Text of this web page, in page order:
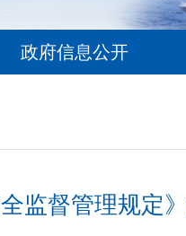
政府信息公开
监督管理规定